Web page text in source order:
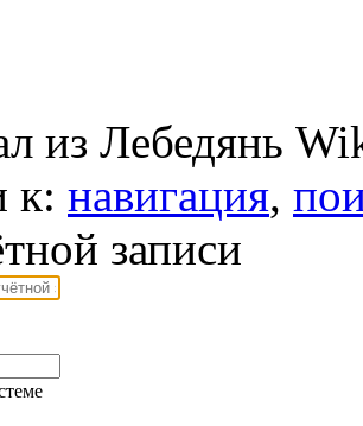
из Лебедянь
к: навигация,
записи